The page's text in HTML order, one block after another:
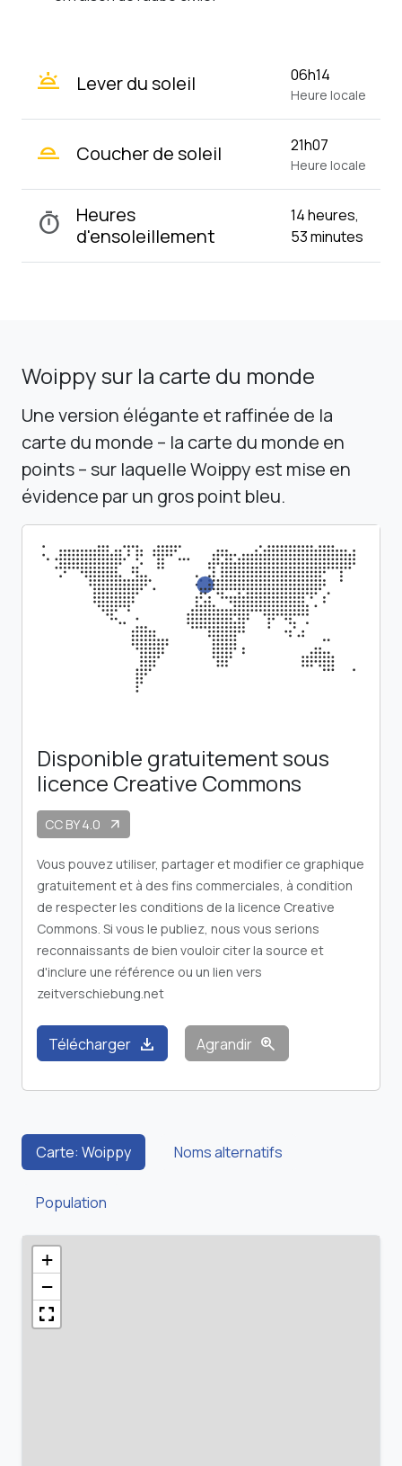
wb_twilight Lever du soleil 06h14
Heure locale
wb_twilight_2 Coucher de soleil 21h07
Heure locale
timer
Heures
d'ensoleillement
14 heures,
53 minutes
Woippy sur la carte du monde
Une version élégante et raffinée de la
carte du monde – la carte du monde en
points – sur laquelle Woippy est mise en
évidence par un gros point bleu.
Disponible gratuitement sous
licence Creative Commons
CC BY 4.0 arrow_outward
Vous pouvez utiliser, partager et modifier ce graphique
gratuitement et à des fins commerciales, à condition
de respecter les conditions de la licence Creative
Commons. Si vous le publiez, nous vous serions
reconnaissants de bien vouloir citer la source et
d'inclure une référence ou un lien vers
zeitverschiebung.net
Télécharger download Agrandir zoom_in
Carte: Woippy Noms alternatifs
Population
+
−